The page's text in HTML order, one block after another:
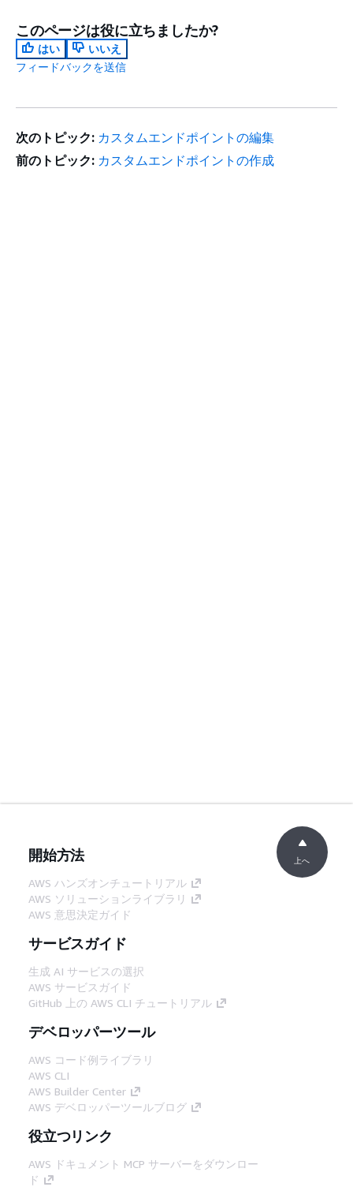
このページは役に立ちましたか?
はい
いいえ
フィードバックを送信
次のトピック: カスタムエンドポイントの編集
前のトピック: カスタムエンドポイントの作成
開始方法
AWS ハンズオンチュートリアル
AWS ソリューションライブラリ
AWS 意思決定ガイド
サービスガイド
生成 AI サービスの選択
AWS サービスガイド
GitHub 上の AWS CLI チュートリアル
デベロッパーツール
AWS コード例ライブラリ
AWS CLI
AWS Builder Center
AWS デベロッパーツールブログ
役立つリンク
AWS ドキュメント MCP サーバーをダウンロー
ド
上へ